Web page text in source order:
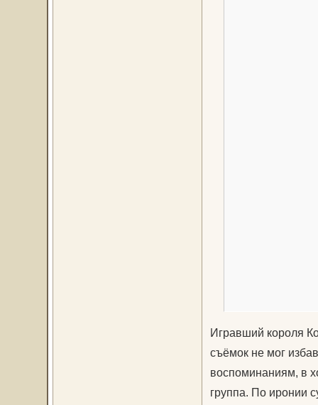
Игравший короля
съёмок не мог
воспоминаниям, в
группа. По иронии